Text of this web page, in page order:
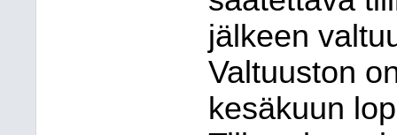
jälkeen
Valtuuston
kesäkuun